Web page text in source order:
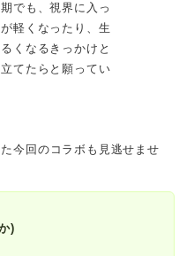
でも、視界に入っ
軽くなったり、生
くなるきっかけと
てたらと願ってい
今回のコラボも見逃せませ
)